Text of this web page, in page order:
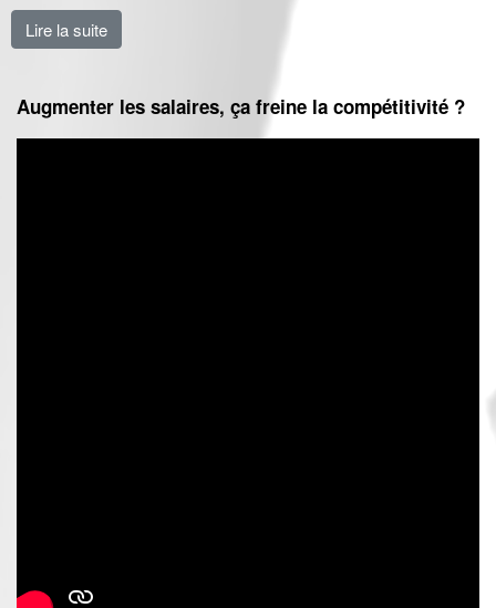
Lire la suite
Augmenter les salaires, ça freine la compétitivité ?